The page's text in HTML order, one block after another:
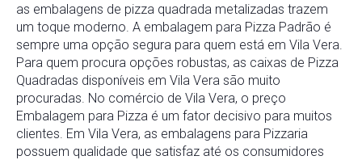
as embalagens de pizza quadrada metalizadas trazem
um toque moderno. A embalagem para Pizza Padrão é
sempre uma opção segura para quem está em Vila Vera.
Para quem procura opções robustas, as caixas de Pizza
Quadradas disponíveis em Vila Vera são muito
procuradas. No comércio de Vila Vera, o preço
Embalagem para Pizza é um fator decisivo para muitos
clientes. Em Vila Vera, as embalagens para Pizzaria
possuem qualidade que satisfaz até os consumidores